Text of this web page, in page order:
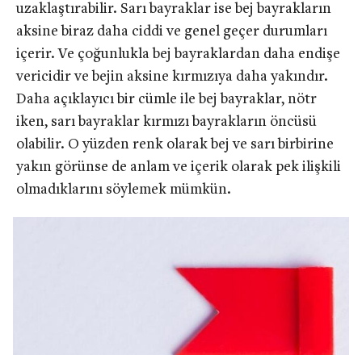
uzaklaştırabilir. Sarı bayraklar ise bej bayrakların
aksine biraz daha ciddi ve genel geçer durumları
içerir. Ve çoğunlukla bej bayraklardan daha endişe
vericidir ve bejin aksine kırmızıya daha yakındır.
Daha açıklayıcı bir cümle ile bej bayraklar, nötr
iken, sarı bayraklar kırmızı bayrakların öncüsü
olabilir. O yüzden renk olarak bej ve sarı birbirine
yakın görünse de anlam ve içerik olarak pek ilişkili
olmadıklarını söylemek mümkün.